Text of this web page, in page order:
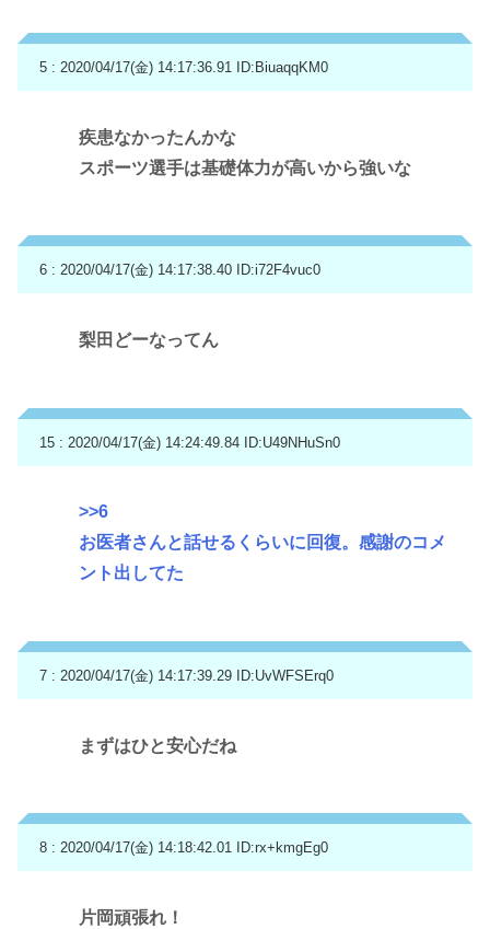
5 : 2020/04/17(金) 14:17:36.91 ID:BiuaqqKM0
疾患なかったんかな
スポーツ選手は基礎体力が高いから強いな
6 : 2020/04/17(金) 14:17:38.40 ID:i72F4vuc0
梨田どーなってん
15 : 2020/04/17(金) 14:24:49.84 ID:U49NHuSn0
>>6
お医者さんと話せるくらいに回復。感謝のコメ
ント出してた
7 : 2020/04/17(金) 14:17:39.29 ID:UvWFSErq0
まずはひと安心だね
8 : 2020/04/17(金) 14:18:42.01 ID:rx+kmgEg0
片岡頑張れ！